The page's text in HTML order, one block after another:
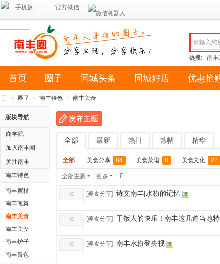
手机版 官方微信
热搜: 南丰
首页 圈子 同城头条 同城好店 优惠抢
南
络
科
技
）
» 圈子 › 南丰特色 › 南丰美食
版块导航
商学院
加入南丰圈
关注南丰
南丰特色
南丰蜜桔
南丰傩舞
南丰美食
南丰美女
南丰炉子
南丰景色
全部 最新 热门 热帖 精华
全部 美食分享 84 美食菜谱 8 美食文化 22
全部主题 更多
0 [美食分享] 诗文南丰|水粉的记忆
0 [美食分享] 干饭人的快乐！南丰这几道当地
0 [美食分享] 南丰水粉登央视